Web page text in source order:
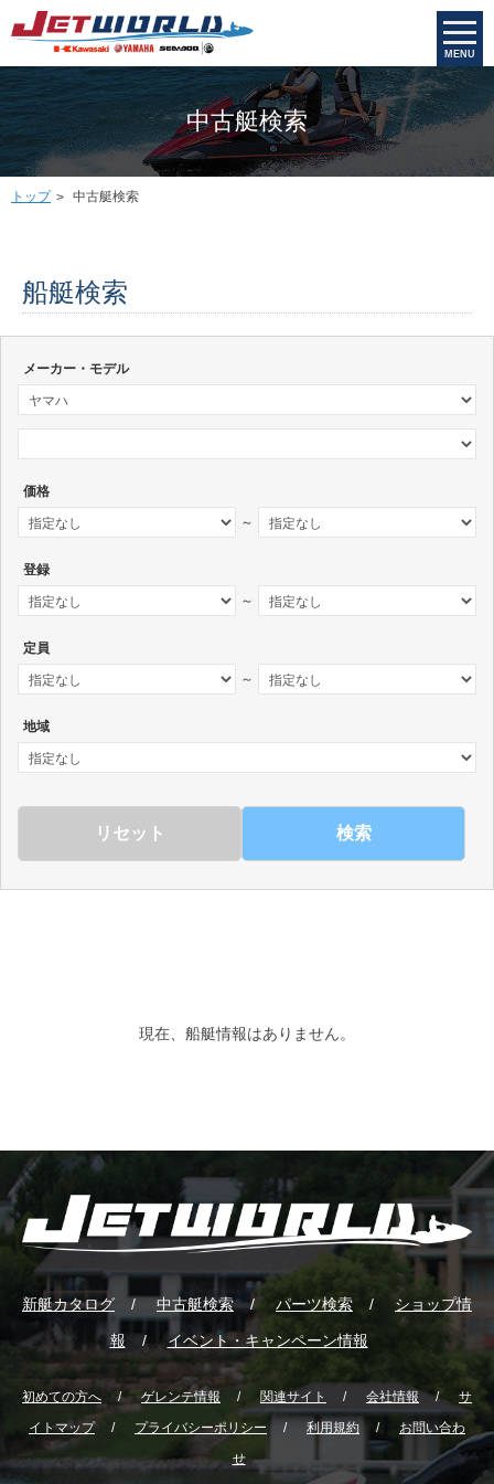
MENU
中古艇検索
トップ 中古艇検索
船艇検索
メーカー・モデル
価格
～
登録
～
定員
～
地域
検索
現在、船艇情報はありません。
新艇カタログ 中古艇検索 パーツ検索 ショップ情
報 イベント・キャンペーン情報
初めての方へ ゲレンテ情報 関連サイト 会社情報
サ
イトマップ
プライバシーポリシー 利用規約
お問い合わ
せ